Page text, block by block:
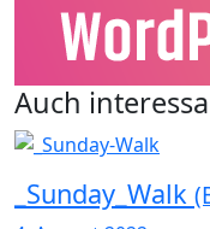
Auch
_Sunday_Walk